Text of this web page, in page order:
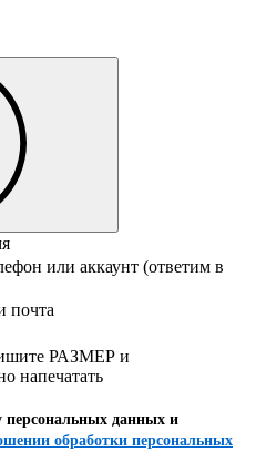
или аккаунт (ответим в
почта
РАЗМЕР и
напечатать
персональных данных и
обработки персональных